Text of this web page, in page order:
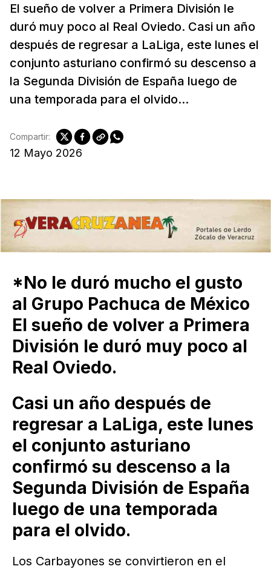
El sueño de volver a Primera División le
duró muy poco al Real Oviedo. Casi un año
después de regresar a LaLiga, este lunes el
conjunto asturiano confirmó su descenso a
la Segunda División de España luego de
una temporada para el olvido...
12 Mayo 2026
Compartir:
*No le duró mucho el gusto
al Grupo Pachuca de México
El sueño de volver a Primera
División le duró muy poco al
Real Oviedo.
Casi un año después de
regresar a LaLiga, este lunes
el conjunto asturiano
confirmó su descenso a la
Segunda División de España
luego de una temporada
para el olvido.
Los Carbayones se convirtieron en el